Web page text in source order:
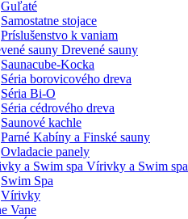
Guľaté
Samostatne stojace
Príslušenstvo k vaniam
Drevené sauny
Saunacube-Kocka
Séria borovicového dreva
Séria Bi-O
Séria cédrového dreva
Saunové kachle
Parné Kabíny a Finské sauny
Ovladacie panely
Vírivky a Swim spa
Swim Spa
Vírivky
Vane